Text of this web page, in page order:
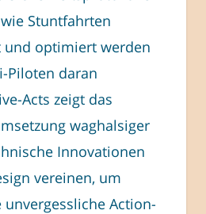
Stuntfahrten
und optimiert werden
Piloten daran
Acts zeigt das
waghalsiger
Innovationen
vereinen, um
Action-